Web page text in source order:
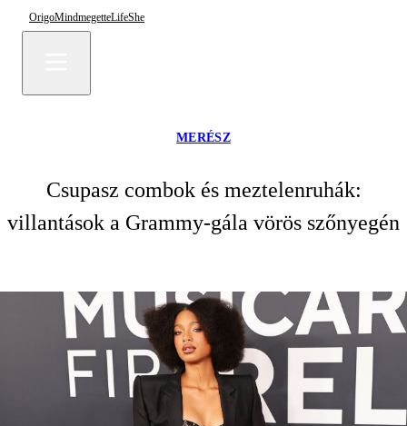
OrigoMindmegetteLifeShe
MERÉSZ
Csupasz combok és meztelenruhák:
villantások a Grammy-gála vörös szőnyegén